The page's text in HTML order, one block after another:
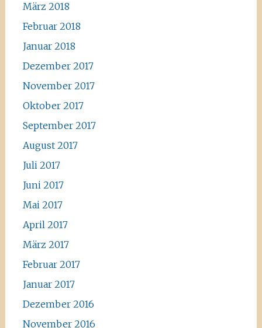
März 2018
Februar 2018
Januar 2018
Dezember 2017
November 2017
Oktober 2017
September 2017
August 2017
Juli 2017
Juni 2017
Mai 2017
April 2017
März 2017
Februar 2017
Januar 2017
Dezember 2016
November 2016